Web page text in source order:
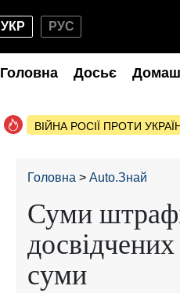
УКР РУС
Головна Досьє
ВІЙНА РОСІЇ ПРОТИ
Головна Auto.Знай
Суми
досвідчених
суми